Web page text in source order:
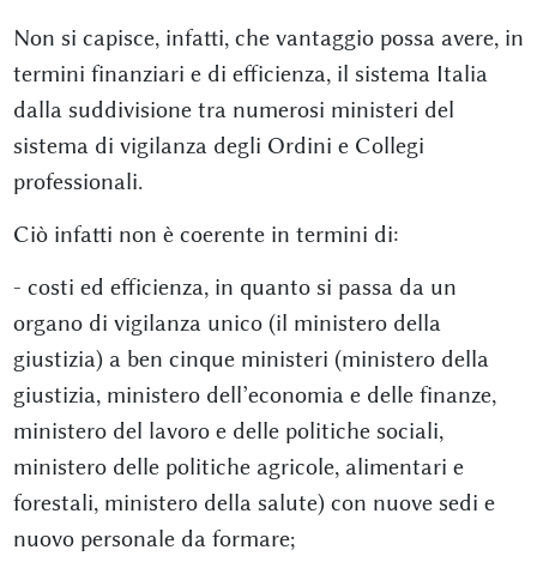
Non si capisce, infatti, che vantaggio possa avere, in
termini finanziari e di efficienza, il sistema Italia
dalla suddivisione tra numerosi ministeri del
sistema di vigilanza degli Ordini e Collegi
professionali.
Ciò infatti non è coerente in termini di:
- costi ed efficienza, in quanto si passa da un
organo di vigilanza unico (il ministero della
giustizia) a ben cinque ministeri (ministero della
giustizia, ministero dell’economia e delle finanze,
ministero del lavoro e delle politiche sociali,
ministero delle politiche agricole, alimentari e
forestali, ministero della salute) con nuove sedi e
nuovo personale da formare;